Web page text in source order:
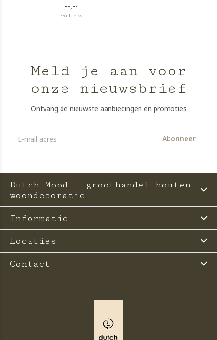
--,--
Excl. btw
Meld je aan voor
onze nieuwsbrief
Ontvang de nieuwste aanbiedingen en promoties
Abonneer
Dutch Mood | groothandel houten
woondecoratie
Informatie
Locaties
Contact